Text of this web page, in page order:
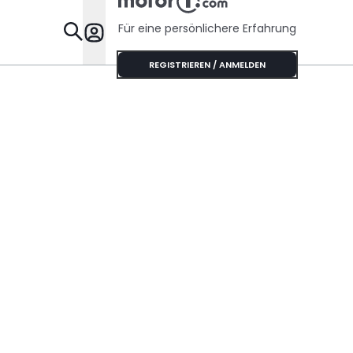
Specials
Für eine persönlichere Erfahrung
REGISTRIEREN / ANMELDEN
Handschaltung?